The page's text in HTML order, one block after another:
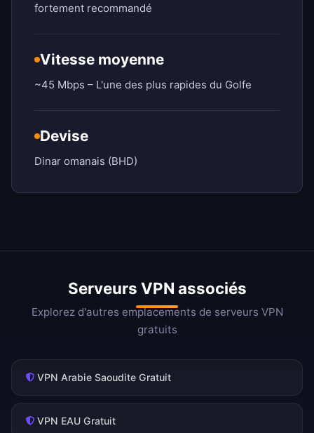
fortement recommandé
Vitesse moyenne
~45 Mbps – L'une des plus rapides du Golfe
Devise
Dinar omanais (BHD)
Serveurs VPN associés
Explorez d'autres emplacements de serveurs VPN
gratuits
VPN Arabie Saoudite Gratuit
VPN EAU Gratuit